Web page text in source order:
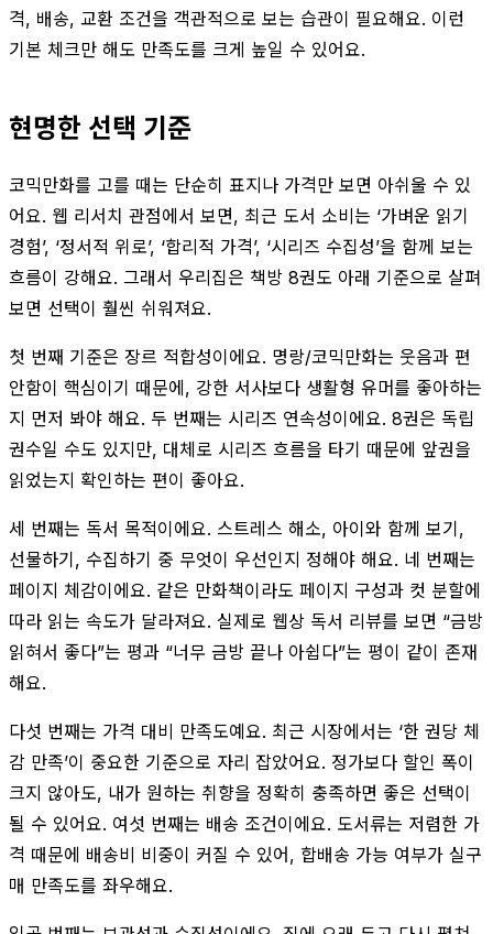
격, 배송, 교환 조건을 객관적으로 보는 습관이 필요해요. 이런
기본 체크만 해도 만족도를 크게 높일 수 있어요.
현명한 선택 기준
코믹만화를 고를 때는 단순히 표지나 가격만 보면 아쉬울 수 있
어요. 웹 리서치 관점에서 보면, 최근 도서 소비는 ‘가벼운 읽기
경험’, ‘정서적 위로’, ‘합리적 가격’, ‘시리즈 수집성’을 함께 보는
흐름이 강해요. 그래서 우리집은 책방 8권도 아래 기준으로 살펴
보면 선택이 훨씬 쉬워져요.
첫 번째 기준은 장르 적합성이에요. 명랑/코믹만화는 웃음과 편
안함이 핵심이기 때문에, 강한 서사보다 생활형 유머를 좋아하는
지 먼저 봐야 해요. 두 번째는 시리즈 연속성이에요. 8권은 독립
권수일 수도 있지만, 대체로 시리즈 흐름을 타기 때문에 앞권을
읽었는지 확인하는 편이 좋아요.
세 번째는 독서 목적이에요. 스트레스 해소, 아이와 함께 보기,
선물하기, 수집하기 중 무엇이 우선인지 정해야 해요. 네 번째는
페이지 체감이에요. 같은 만화책이라도 페이지 구성과 컷 분할에
따라 읽는 속도가 달라져요. 실제로 웹상 독서 리뷰를 보면 “금방
읽혀서 좋다”는 평과 “너무 금방 끝나 아쉽다”는 평이 같이 존재
해요.
다섯 번째는 가격 대비 만족도예요. 최근 시장에서는 ‘한 권당 체
감 만족’이 중요한 기준으로 자리 잡았어요. 정가보다 할인 폭이
크지 않아도, 내가 원하는 취향을 정확히 충족하면 좋은 선택이
될 수 있어요. 여섯 번째는 배송 조건이에요. 도서류는 저렴한 가
격 때문에 배송비 비중이 커질 수 있어, 합배송 가능 여부가 실구
매 만족도를 좌우해요.